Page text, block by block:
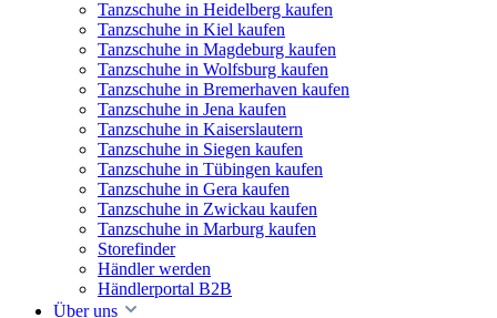
Tanzschuhe in Heidelberg kaufen
Tanzschuhe in Kiel kaufen
Tanzschuhe in Magdeburg kaufen
Tanzschuhe in Wolfsburg kaufen
Tanzschuhe in Bremerhaven kaufen
Tanzschuhe in Jena kaufen
Tanzschuhe in Kaiserslautern
Tanzschuhe in Siegen kaufen
Tanzschuhe in Tübingen kaufen
Tanzschuhe in Gera kaufen
Tanzschuhe in Zwickau kaufen
Tanzschuhe in Marburg kaufen
Storefinder
Händler werden
Händlerportal B2B
Über uns